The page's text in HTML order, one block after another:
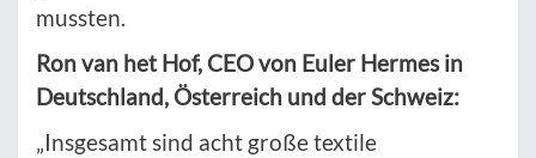
mussten.
Ron van het Hof, CEO von Euler Hermes in
Deutschland, Österreich und der Schweiz:
„Insgesamt sind acht große textile